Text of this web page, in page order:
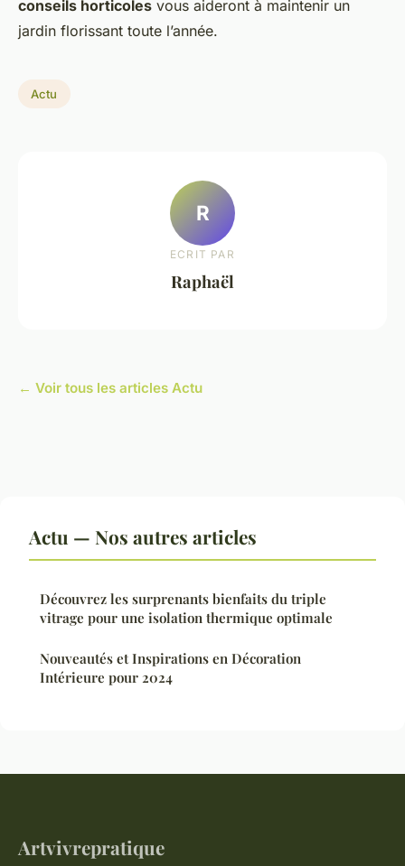
conseils horticoles vous aideront à maintenir un
jardin florissant toute l’année.
Actu
R
ECRIT PAR
Raphaël
← Voir tous les articles Actu
Actu — Nos autres articles
Découvrez les surprenants bienfaits du triple
vitrage pour une isolation thermique optimale
Nouveautés et Inspirations en Décoration
Intérieure pour 2024
Artvivrepratique